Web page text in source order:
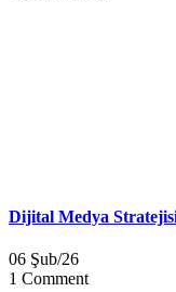
Dijital Medya
06 Şub/26
1 Comment